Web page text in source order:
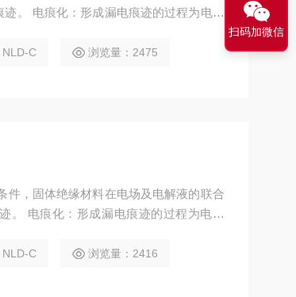
。 电痕化：形成漏电痕迹的过程为电痕
的电流是否超过1A，从而判断固体绝缘
NLD-C 浏览量：2475
件，固体绝缘材料在电场及电解液的联合
。 电痕化：形成漏电痕迹的过程为电痕
的电流是否超过1A，从而判断固体绝缘
NLD-C 浏览量：2416
扫码加微信